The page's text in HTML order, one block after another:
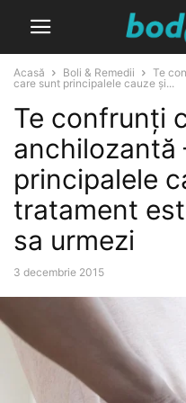
Acasă Boli & Remedii
Te
care sunt principalele cauze și...
Te confrunți
anchilozantă
principalele
tratament
sa urmezi
3 decembrie 2015